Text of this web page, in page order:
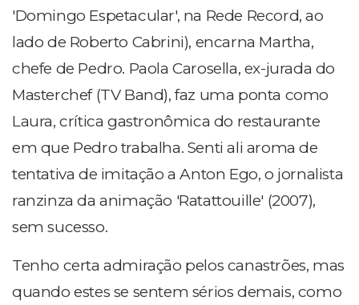
'Domingo Espetacular', na Rede Record, ao
lado de Roberto Cabrini), encarna Martha,
chefe de Pedro. Paola Carosella, ex-jurada do
Masterchef (TV Band), faz uma ponta como
Laura, crítica gastronômica do restaurante
em que Pedro trabalha. Senti ali aroma de
tentativa de imitação a Anton Ego, o jornalista
ranzinza da animação 'Ratattouille' (2007),
sem sucesso.
Tenho certa admiração pelos canastrões, mas
quando estes se sentem sérios demais, como